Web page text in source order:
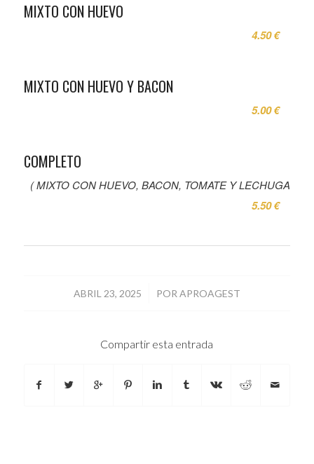
MIXTO CON HUEVO
4.50 €
MIXTO CON HUEVO Y BACON
5.00 €
COMPLETO
( MIXTO CON HUEVO, BACON, TOMATE Y LECHUGA
5.50 €
ABRIL 23, 2025
/ POR APROAGEST
Compartir esta entrada